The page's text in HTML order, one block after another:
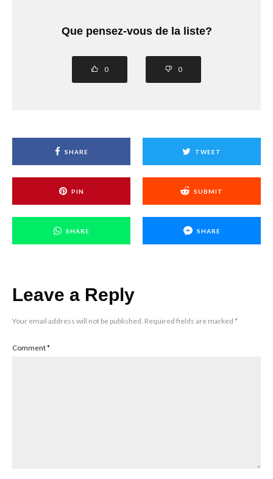
Que pensez-vous de la liste?
0 0
SHARE TWEET
PIN SUBMIT
SHARE SHARE
Leave a Reply
Your email address will not be published. Required fields are marked *
Comment*